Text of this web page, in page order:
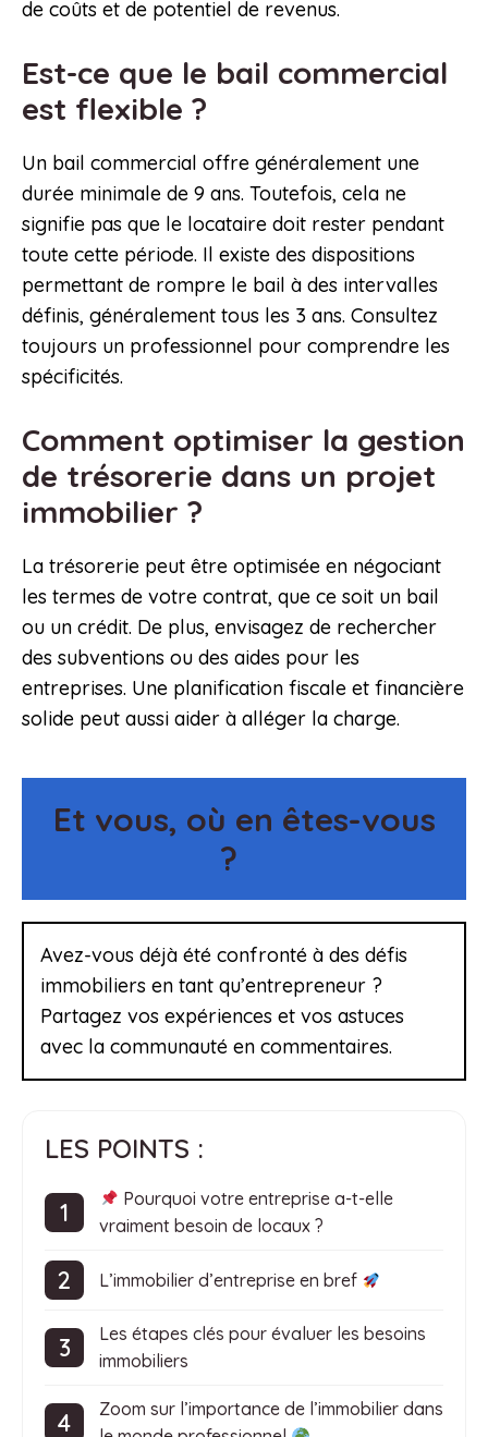
de coûts et de potentiel de revenus.
Est-ce que le bail commercial
est flexible ?
Un bail commercial offre généralement une
durée minimale de 9 ans. Toutefois, cela ne
signifie pas que le locataire doit rester pendant
toute cette période. Il existe des dispositions
permettant de rompre le bail à des intervalles
définis, généralement tous les 3 ans. Consultez
toujours un professionnel pour comprendre les
spécificités.
Comment optimiser la gestion
de trésorerie dans un projet
immobilier ?
La trésorerie peut être optimisée en négociant
les termes de votre contrat, que ce soit un bail
ou un crédit. De plus, envisagez de rechercher
des subventions ou des aides pour les
entreprises. Une planification fiscale et financière
solide peut aussi aider à alléger la charge.
Et vous, où en êtes-vous
?
Avez-vous déjà été confronté à des défis
immobiliers en tant qu’entrepreneur ?
Partagez vos expériences et vos astuces
avec la communauté en commentaires.
LES POINTS :
Pourquoi votre entreprise a-t-elle
vraiment besoin de locaux ?
L’immobilier d’entreprise en bref
Les étapes clés pour évaluer les besoins
immobiliers
Zoom sur l’importance de l’immobilier dans